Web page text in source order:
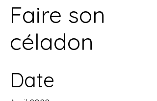
Faire son
céladon
Date